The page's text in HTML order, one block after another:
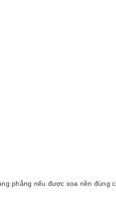
phẳng nếu được xoa nền đúng